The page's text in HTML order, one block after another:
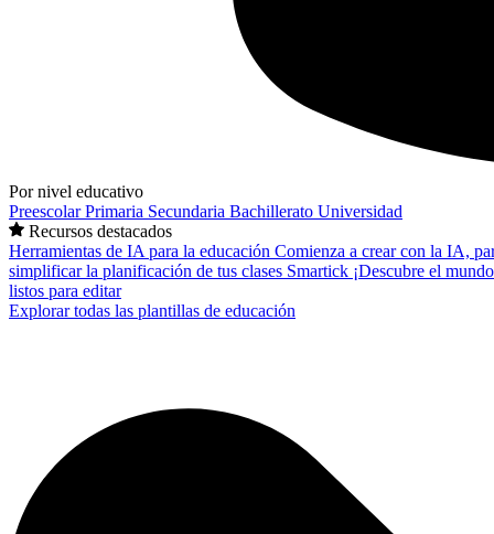
Por nivel educativo
PreescolarPrimaria Secundaria Bachillerato Universidad
Recursos destacados
Herramientas de IA para la educación Comienza a crear con la IA,
simplificar la planificación de tus clases Smartick ¡Descubre el
listos para editar
Explorar todas las plantillas de educación